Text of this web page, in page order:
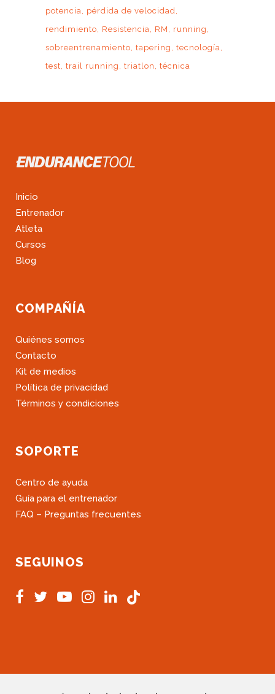
potencia
pérdida de velocidad
rendimiento
Resistencia RM
running
sobreentrenamiento tapering
tecnología
test trail running triatlon técnica
Inicio
Entrenador
Atleta
Cursos
Blog
COMPAÑÍA
Quiénes somos
Contacto
Kit de medios
Política de privacidad
Términos y condiciones
SOPORTE
Centro de ayuda
Guía para el entrenador
FAQ – Preguntas frecuentes
SEGUINOS